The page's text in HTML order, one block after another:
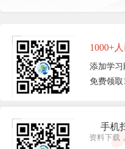
1000+
添加学
免费领
手机
资料下载